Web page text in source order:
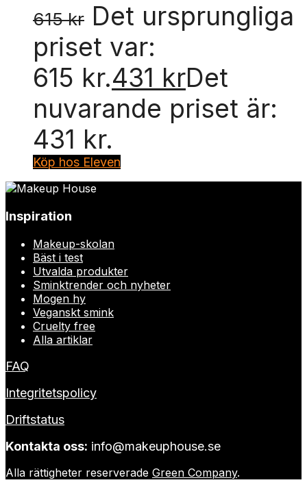
615kr Det ursprungliga
priset var:
615 kr.431 krDet
nuvarande priset är:
431 kr.
Köp hos Eleven
Inspiration
Makeup-skolan
Bäst i test
Utvalda produkter
Sminktrender och nyheter
Mogen hy
Veganskt smink
Cruelty free
Alla artiklar
FAQ
Integritetspolicy
Driftstatus
Kontakta oss: info@makeuphouse.se
Alla rättigheter reserverade Green Company.